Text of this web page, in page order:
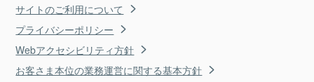
サイトのご利用について
プライバシーポリシー
Webアクセシビリティ方針
お客さま本位の業務運営に関する基本方針